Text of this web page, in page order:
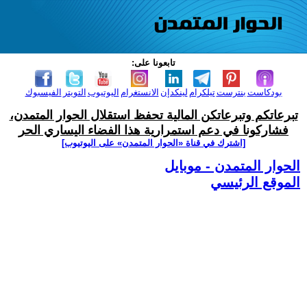
تابعونا على:
الفيسبوك التويتر اليوتيوب الانستغرام لينكدإن تيلكرامبنترست بودكاست
تبرعاتكم وتبرعاتكن المالية تحفظ استقلال الحوار المتمدن،
فشاركونا في دعم استمرارية هذا الفضاء اليساري الحر
[اشترك في قناة ‫«الحوار المتمدن» على اليوتيوب]
الحوار المتمدن - موبايل
الموقع الرئيسي